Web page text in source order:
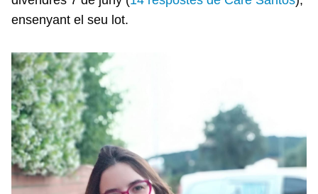
ensenyant el seu lot.